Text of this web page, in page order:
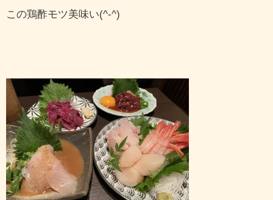
この鶏酢モツ美味い(^-^)